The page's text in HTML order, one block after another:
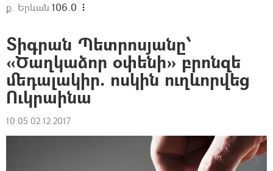
ք. Երևան 106.0
Տիգրան Պետրոսյանը՝
«Ծաղկաձոր օփենի» բրոնզե
մեդալակիր. ոսկին ուղևորվեց
Ուկրաինա
10:05 02.12.2017